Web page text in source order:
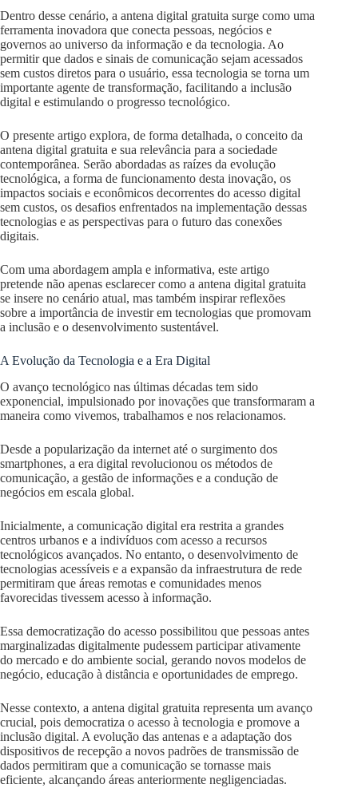
Dentro desse cenário, a antena digital gratuita surge como uma
ferramenta inovadora que conecta pessoas, negócios e
governos ao universo da informação e da tecnologia. Ao
permitir que dados e sinais de comunicação sejam acessados
sem custos diretos para o usuário, essa tecnologia se torna um
importante agente de transformação, facilitando a inclusão
digital e estimulando o progresso tecnológico.
O presente artigo explora, de forma detalhada, o conceito da
antena digital gratuita e sua relevância para a sociedade
contemporânea. Serão abordadas as raízes da evolução
tecnológica, a forma de funcionamento desta inovação, os
impactos sociais e econômicos decorrentes do acesso digital
sem custos, os desafios enfrentados na implementação dessas
tecnologias e as perspectivas para o futuro das conexões
digitais.
Com uma abordagem ampla e informativa, este artigo
pretende não apenas esclarecer como a antena digital gratuita
se insere no cenário atual, mas também inspirar reflexões
sobre a importância de investir em tecnologias que promovam
a inclusão e o desenvolvimento sustentável.
A Evolução da Tecnologia e a Era Digital
O avanço tecnológico nas últimas décadas tem sido
exponencial, impulsionado por inovações que transformaram a
maneira como vivemos, trabalhamos e nos relacionamos.
Desde a popularização da internet até o surgimento dos
smartphones, a era digital revolucionou os métodos de
comunicação, a gestão de informações e a condução de
negócios em escala global.
Inicialmente, a comunicação digital era restrita a grandes
centros urbanos e a indivíduos com acesso a recursos
tecnológicos avançados. No entanto, o desenvolvimento de
tecnologias acessíveis e a expansão da infraestrutura de rede
permitiram que áreas remotas e comunidades menos
favorecidas tivessem acesso à informação.
Essa democratização do acesso possibilitou que pessoas antes
marginalizadas digitalmente pudessem participar ativamente
do mercado e do ambiente social, gerando novos modelos de
negócio, educação à distância e oportunidades de emprego.
Nesse contexto, a antena digital gratuita representa um avanço
crucial, pois democratiza o acesso à tecnologia e promove a
inclusão digital. A evolução das antenas e a adaptação dos
dispositivos de recepção a novos padrões de transmissão de
dados permitiram que a comunicação se tornasse mais
eficiente, alcançando áreas anteriormente negligenciadas.